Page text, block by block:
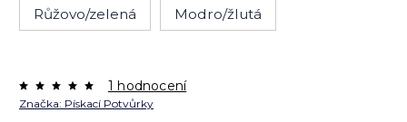
Růžovo/zelená
Modro/žlutá
Značka: Pískací Potvůrky
1 hodnocení